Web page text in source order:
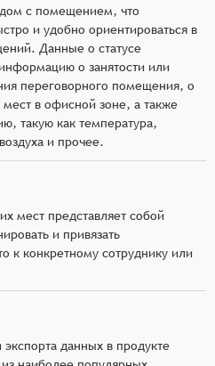
с помещением, что
и удобно ориентироваться в
Данные о статусе
о занятости или
переговорного помещения, о
в офисной зоне, а также
такую как температура,
и прочее.
мест представляет собой
и привязать
к конкретному сотруднику или
данных в продукте